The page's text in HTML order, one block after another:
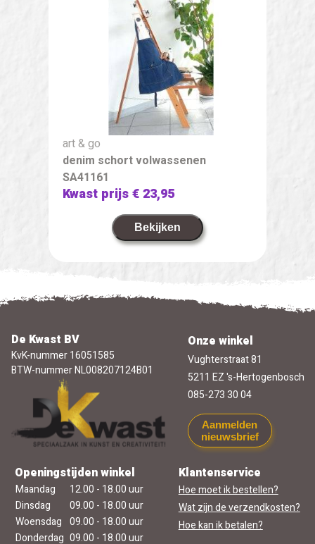
art & go
denim schort volwassenen
SA41161
Kwast prijs€ 23,95
Bekijken
De Kwast BV
KvK-nummer 16051585
BTW-nummer NL008207124B01
Onze winkel
Vughterstraat 81
5211 EZ 's-Hertogenbosch
085-273 30 04
Aanmelden
nieuwsbrief
Openingstijden winkel
Maandag
12.00 - 18.00 uur
Dinsdag
09.00 - 18.00 uur
Woensdag 09.00 - 18.00 uur
Donderdag 09.00 - 18.00 uur
Klantenservice
Hoe moet ik bestellen?
Wat zijn de verzendkosten?
Hoe kan ik betalen?